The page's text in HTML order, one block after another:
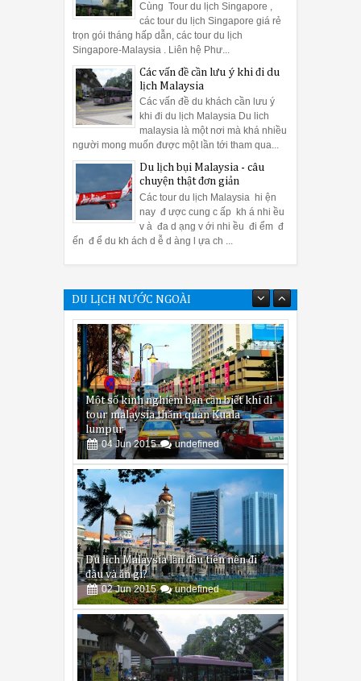
Cùng Tour du lịch Singapore ,
các tour du lịch Singapore giá rẻ
trọn gói tháng hấp dẫn, các tour du lịch
Singapore-Malaysia . Liên hệ Phư...
Các vấn đề cần lưu ý khi đi du
lịch Malaysia
Các vấn đề du khách cần lưu ý
khi đi du lịch Malaysia Du lich
malaysia là một nơi mà khá nhiều
người mong muốn được một lần tới tham qua...
Du lịch bụi Malaysia - câu
chuyện thật đơn giản
Các tour du lịch Malaysia hi ện
nay đ ược cung c ấp kh á nhi ều
v à đa d ạng v ới nhi ều đi ểm đ
ến đ ể du kh ách d ễ d àng l ựa ch ...
DU LỊCH NƯỚC NGOÀI
Một số kinh nghiệm bạn cần biết khi đi
tour malaysia thăm quan Kuala
lumpur
04 Jun 2015 undefined
Du lịch Malaysia lần đầu tiên nên đi
đâu và ăn gì?
02 Jun 2015 undefined